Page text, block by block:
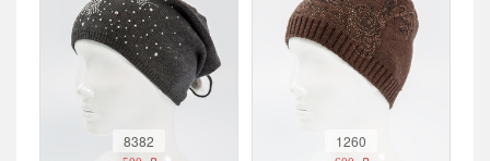
8382 1260